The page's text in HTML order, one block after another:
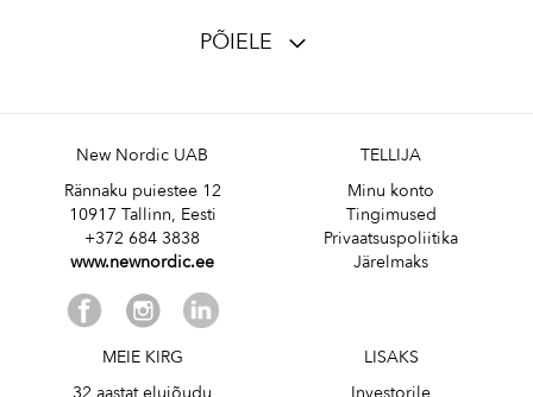
PÕIELE
New Nordic UAB
Rännaku puiestee 12
10917 Tallinn, Eesti
+372 684 3838
www.newnordic.ee
TELLIJA
Minu konto
Tingimused
Privaatsuspoliitika
Järelmaks
MEIE KIRG
LISAKS